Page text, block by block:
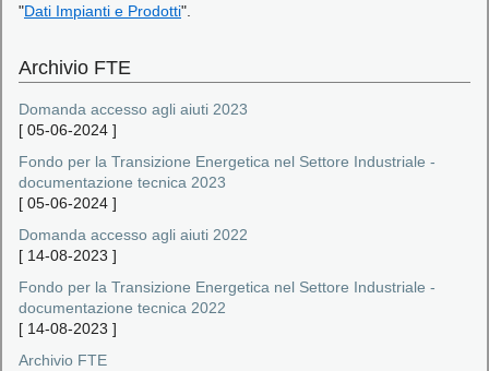
"Dati Impianti e Prodotti".
Archivio FTE
Domanda accesso agli aiuti 2023
[ 05-06-2024 ]
Fondo per la Transizione Energetica nel Settore Industriale -
documentazione tecnica 2023
[ 05-06-2024 ]
Domanda accesso agli aiuti 2022
[ 14-08-2023 ]
Fondo per la Transizione Energetica nel Settore Industriale -
documentazione tecnica 2022
[ 14-08-2023 ]
Archivio FTE